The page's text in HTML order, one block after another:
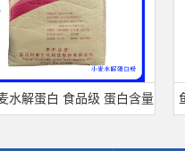
蛋白 食品级 蛋白含量 鱼